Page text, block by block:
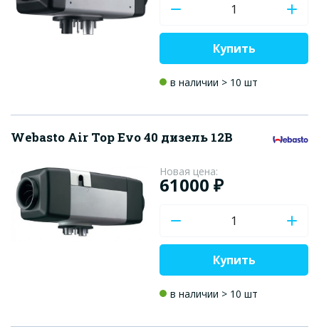
Купить
в наличии > 10 шт
Webasto Air Top Evo 40 дизель 12В
Новая цена:
61000 ₽
Купить
в наличии > 10 шт